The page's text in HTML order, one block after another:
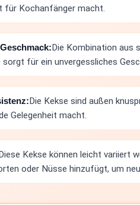
für Kochanfänger macht.
Die Kombination aus
sorgt für ein unvergessliches
Die Kekse sind außen
Gelegenheit macht.
Kekse können leicht variiert
oder Nüsse hinzufügt, um